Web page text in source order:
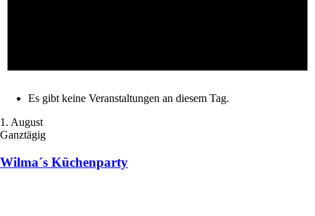
Es gibt keine Veranstaltungen an diesem Tag.
1. August
Ganztägig
Wilma´s Küchenparty